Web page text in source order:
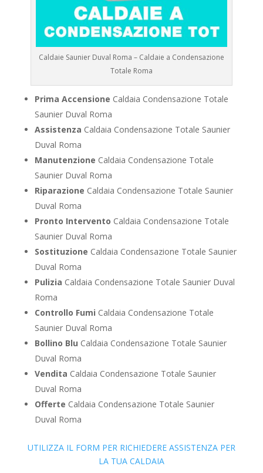
Caldaie Saunier Duval Roma – Caldaie a Condensazione
Totale Roma
Prima Accensione Caldaia Condensazione Totale
Saunier Duval Roma
Assistenza Caldaia Condensazione Totale Saunier
Duval Roma
Manutenzione Caldaia Condensazione Totale
Saunier Duval Roma
Riparazione Caldaia Condensazione Totale Saunier
Duval Roma
Pronto Intervento Caldaia Condensazione Totale
Saunier Duval Roma
Sostituzione Caldaia Condensazione Totale Saunier
Duval Roma
Pulizia Caldaia Condensazione Totale Saunier Duval
Roma
Controllo Fumi Caldaia Condensazione Totale
Saunier Duval Roma
Bollino Blu Caldaia Condensazione Totale Saunier
Duval Roma
Vendita Caldaia Condensazione Totale Saunier
Duval Roma
Offerte Caldaia Condensazione Totale Saunier
Duval Roma
UTILIZZA IL FORM PER RICHIEDERE ASSISTENZA PER
LA TUA CALDAIA